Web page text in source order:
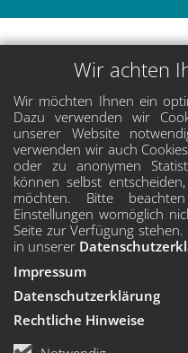
Wir achten
Wir möchten Ihnen ein
Dazu verwenden wir
unserer Website
verwenden wir auch
oder zu anonymen
können selbst
möchten. Bitte
Einstellungen womöglich
Seite zur Verfügung
in unserer
Impressum
Datenschutzerklärung
Rechtliche Hinweise